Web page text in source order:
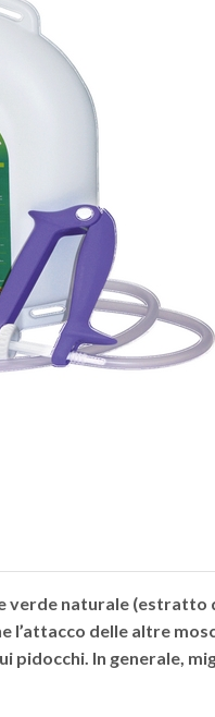
verde naturale
l’attacco delle altre
pidocchi. In generale,